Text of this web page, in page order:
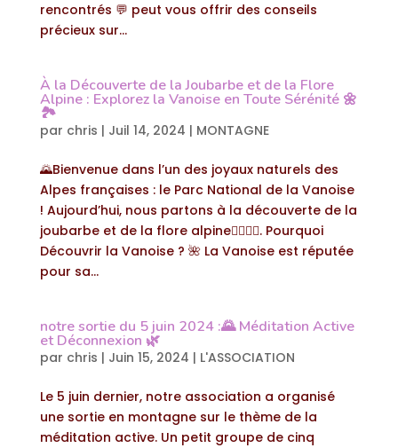
rencontrés 💬 peut vous offrir des conseils
précieux sur...
À la Découverte de la Joubarbe et de la Flore
Alpine : Explorez la Vanoise en Toute Sérénité 🌼
🏞️
par chris | Juil 14, 2024 | MONTAGNE
🌄Bienvenue dans l’un des joyaux naturels des
Alpes françaises : le Parc National de la Vanoise
! Aujourd’hui, nous partons à la découverte de la
joubarbe et de la flore alpine🚶‍♂️🚶‍♀️. Pourquoi
Découvrir la Vanoise ? 🌺 La Vanoise est réputée
pour sa...
notre sortie du 5 juin 2024 :🌄 Méditation Active
et Déconnexion 🌿
par chris | Juin 15, 2024 | L'ASSOCIATION
Le 5 juin dernier, notre association a organisé
une sortie en montagne sur le thème de la
méditation active. Un petit groupe de cinq